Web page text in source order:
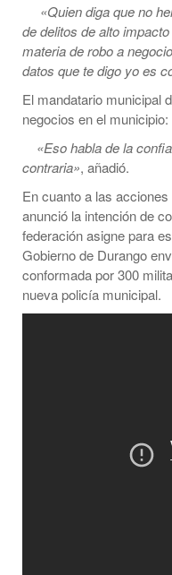
«Quien diga que no
de delitos de alto
materia de robo a
datos que te digo yo es
El mandatario municipal
negocios en el municipio:
«Eso habla de la
contraria», añadió.
En cuanto a las
anunció la intención de
federación asigne para
Gobierno de Durango
conformada por 300
nueva policía municipal.